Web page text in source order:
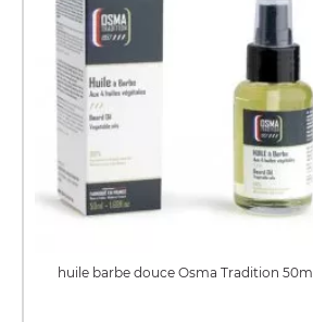
huile barbe douce Osma Tradition 50ml